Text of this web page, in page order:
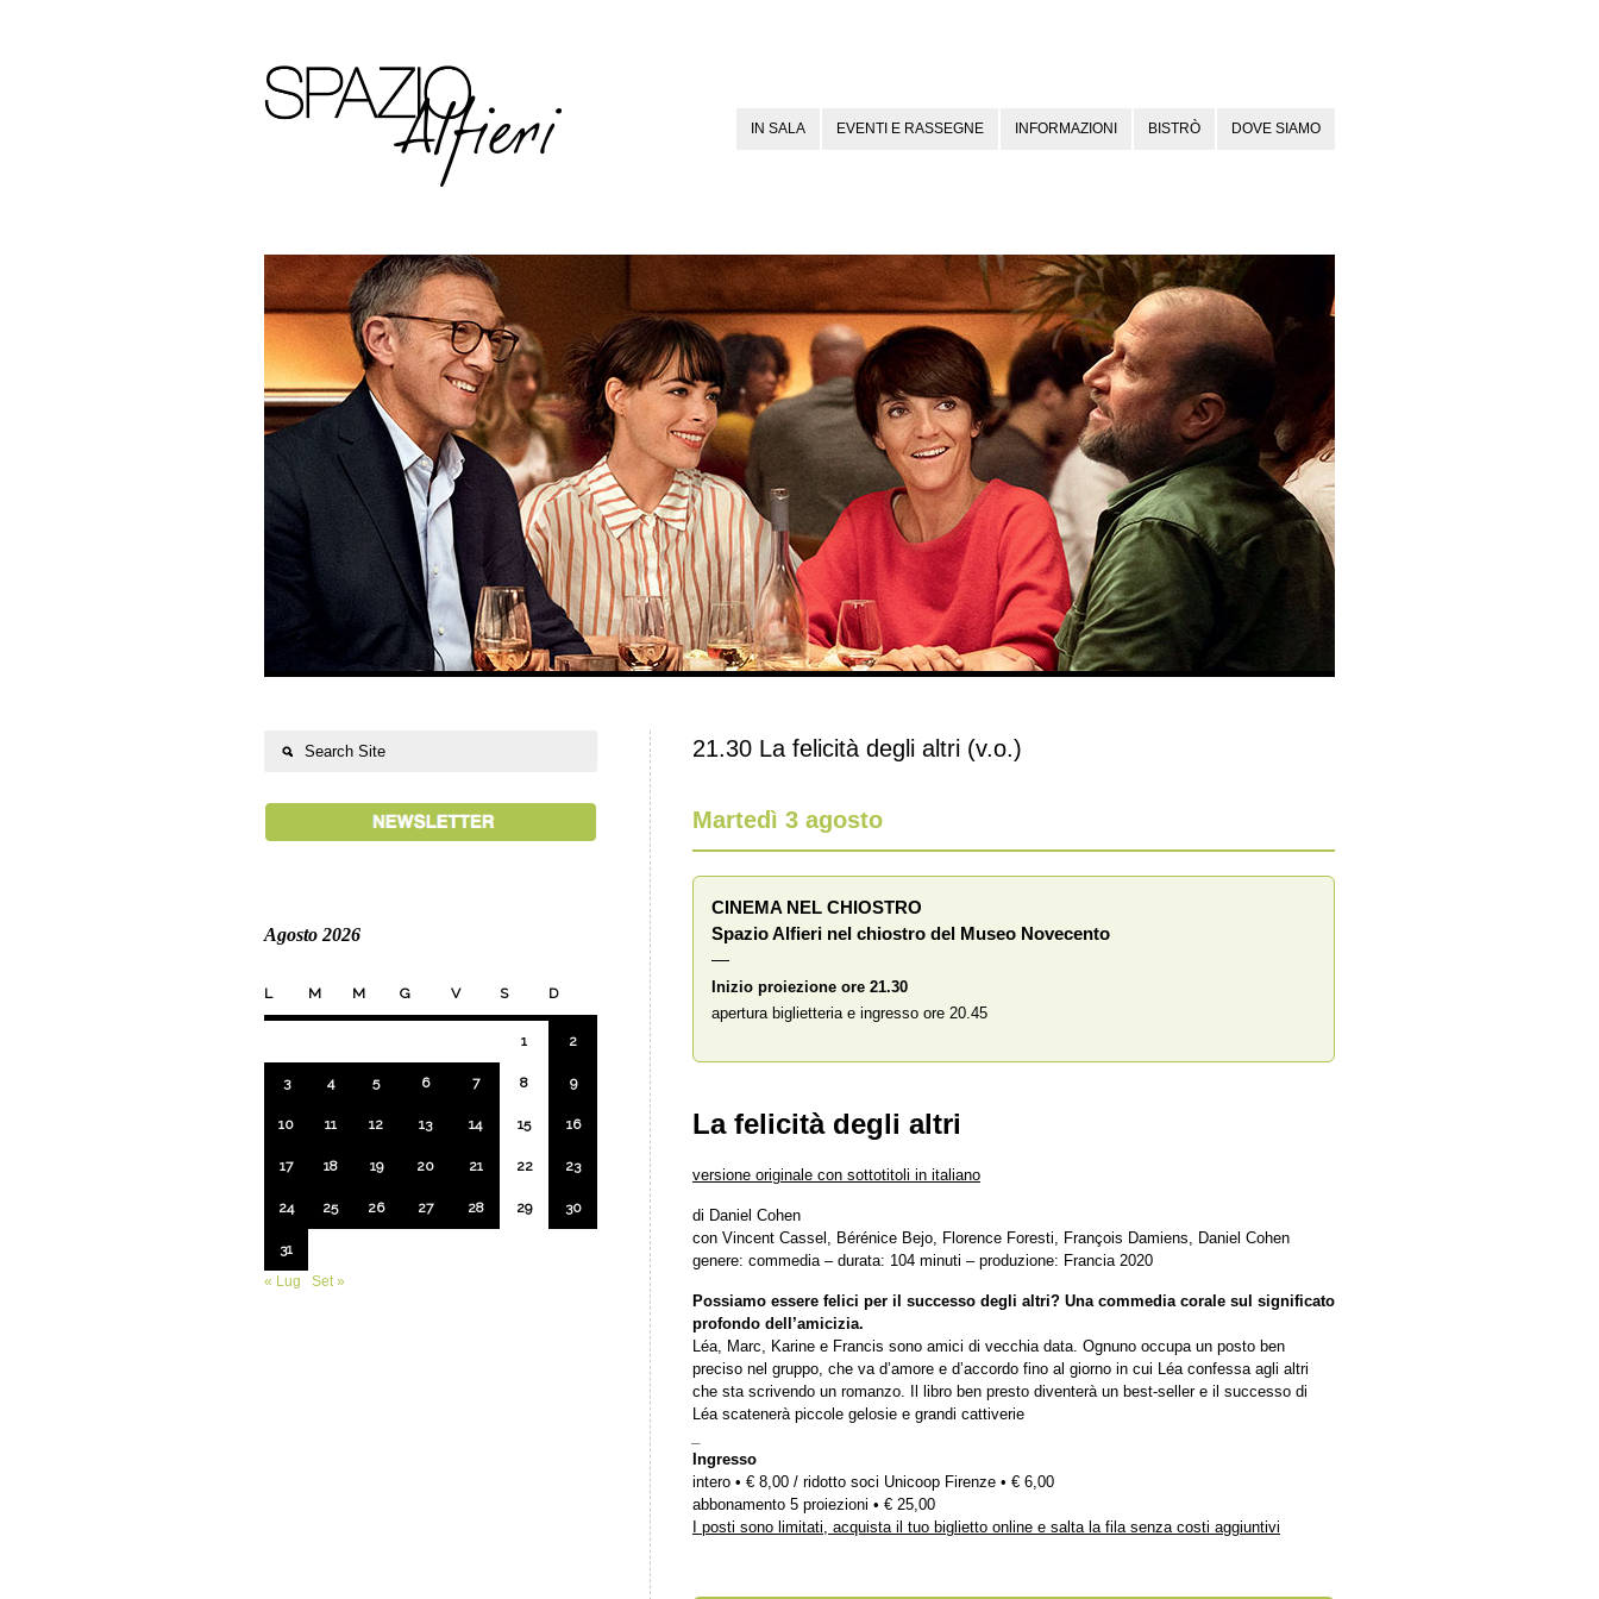
IN SALA EVENTI E RASSEGNE INFORMAZIONI BISTRÒ DOVE SIAMO
21.30 La felicità degli altri (v.o.)
Martedì 3 agosto
CINEMA NEL CHIOSTRO
Spazio Alfieri nel chiostro del Museo Novecento
—
Inizio proiezione ore 21.30
apertura biglietteria e ingresso ore 20.45
La felicità degli altri
versione originale con sottotitoli in italiano
di Daniel Cohen
con Vincent Cassel, Bérénice Bejo, Florence Foresti, François Damiens, Daniel Cohen
genere: commedia – durata: 104 minuti – produzione: Francia 2020
Possiamo essere felici per il successo degli altri? Una commedia corale sul significato
profondo dell’amicizia.
Léa, Marc, Karine e Francis sono amici di vecchia data. Ognuno occupa un posto ben
preciso nel gruppo, che va d’amore e d’accordo fino al giorno in cui Léa confessa agli altri
che sta scrivendo un romanzo. Il libro ben presto diventerà un best-seller e il successo di
Léa scatenerà piccole gelosie e grandi cattiverie
Ingresso
intero • € 8,00 / ridotto soci Unicoop Firenze • € 6,00
abbonamento 5 proiezioni • € 25,00
I posti sono limitati, acquista il tuo biglietto online e salta la fila senza costi aggiuntivi
Agosto 2026
L M M G V S D
1 2
3 4 5 6 7 8 9
10 11 12 13 14 15 16
17 18 19 20 21 22 23
24 25 26 27 28 29 30
31
« Lug
Set »